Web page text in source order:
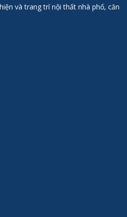
và trang trí nội thất nhà phố, căn